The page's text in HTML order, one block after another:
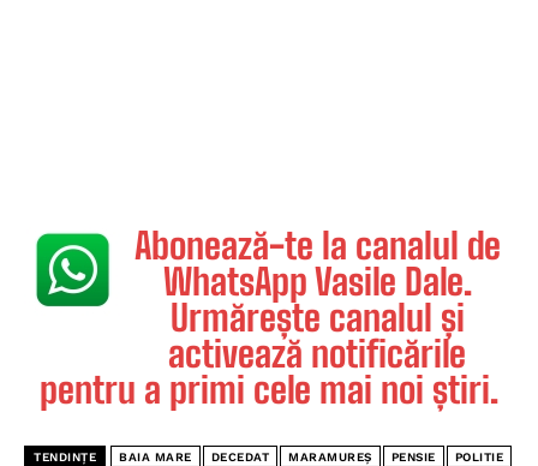
Abonează-te la canalul de
WhatsApp Vasile Dale.
Urmărește canalul și
activează notificările
pentru a primi cele mai noi știri.
TENDINȚE BAIA MARE DECEDAT MARAMUREȘ PENSIE POLITIE